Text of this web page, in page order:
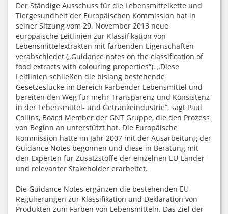
Der Ständige Ausschuss für die Lebensmittelkette und
Tiergesundheit der Europäischen Kommission hat in
seiner Sitzung vom 29. November 2013 neue
europäische Leitlinien zur Klassifikation von
Lebensmittelextrakten mit färbenden Eigenschaften
verabschiedet („Guidance notes on the classification of
food extracts with colouring properties“). „Diese
Leitlinien schließen die bislang bestehende
Gesetzeslücke im Bereich Färbender Lebensmittel und
bereiten den Weg für mehr Transparenz und Konsistenz
in der Lebensmittel- und Getränkeindustrie“, sagt Paul
Collins, Board Member der GNT Gruppe, die den Prozess
von Beginn an unterstützt hat. Die Europäische
Kommission hatte im Jahr 2007 mit der Ausarbeitung der
Guidance Notes begonnen und diese in Beratung mit
den Experten für Zusatzstoffe der einzelnen EU-Länder
und relevanter Stakeholder erarbeitet.
Die Guidance Notes ergänzen die bestehenden EU-
Regulierungen zur Klassifikation und Deklaration von
Produkten zum Färben von Lebensmitteln. Das Ziel der